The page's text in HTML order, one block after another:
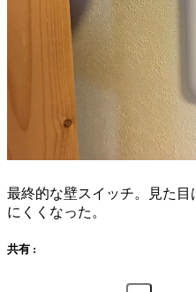
最終的な壁スイッチ。見た
にくくなった。
共有 :